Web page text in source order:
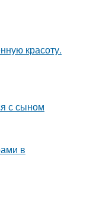
красоту.
с сыном
в